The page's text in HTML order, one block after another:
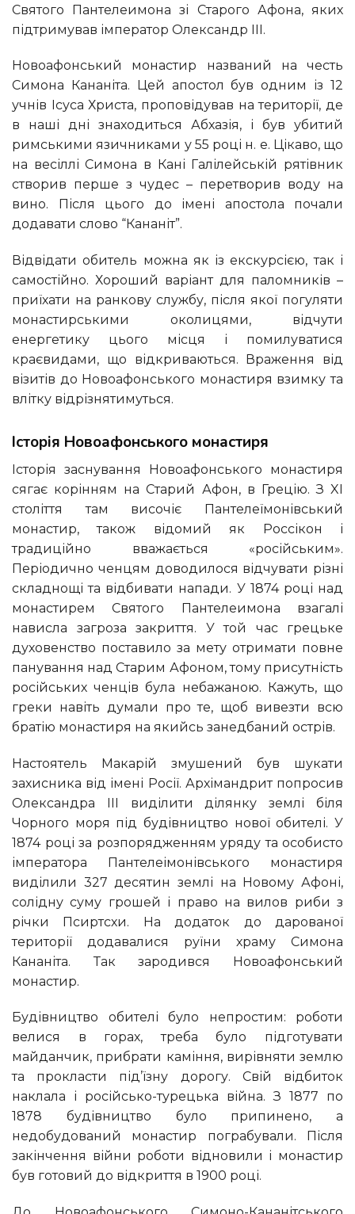
Святого Пантелеимона зі Старого Афона, яких
підтримував імператор Олександр III.
Новоафонський монастир названий на честь
Симона Кананіта. Цей апостол був одним із 12
учнів Ісуса Христа, проповідував на території, де
в наші дні знаходиться Абхазія, і був убитий
римськими язичниками у 55 році н. е. Цікаво, що
на весіллі Симона в Кані Галілейській рятівник
створив перше з чудес – перетворив воду на
вино. Після цього до імені апостола почали
додавати слово “Кананіт”.
Відвідати обитель можна як із екскурсією, так і
самостійно. Хороший варіант для паломників –
приїхати на ранкову службу, після якої погуляти
монастирськими околицями, відчути
енергетику цього місця і помилуватися
краєвидами, що відкриваються. Враження від
візитів до Новоафонського монастиря взимку та
влітку відрізнятимуться.
Історія Новоафонського монастиря
Історія заснування Новоафонського монастиря
сягає корінням на Старий Афон, в Грецію. З XI
століття там височіє Пантелеїмонівський
монастир, також відомий як Россікон і
традиційно вважається «російським».
Періодично ченцям доводилося відчувати різні
складнощі та відбивати напади. У 1874 році над
монастирем Святого Пантелеимона взагалі
нависла загроза закриття. У той час грецьке
духовенство поставило за мету отримати повне
панування над Старим Афоном, тому присутність
російських ченців була небажаною. Кажуть, що
греки навіть думали про те, щоб вивезти всю
братію монастиря на якийсь занедбаний острів.
Настоятель Макарій змушений був шукати
захисника від імені Росії. Архімандрит попросив
Олександра III виділити ділянку землі біля
Чорного моря під будівництво нової обителі. У
1874 році за розпорядженням уряду та особисто
імператора Пантелеімонівського монастиря
виділили 327 десятин землі на Новому Афоні,
солідну суму грошей і право на вилов риби з
річки Псиртсхи. На додаток до дарованої
території додавалися руїни храму Симона
Кананіта. Так зародився Новоафонський
монастир.
Будівництво обителі було непростим: роботи
велися в горах, треба було підготувати
майданчик, прибрати каміння, вирівняти землю
та прокласти під’їзну дорогу. Свій відбиток
наклала і російсько-турецька війна. З 1877 по
1878 будівництво було припинено, а
недобудований монастир пограбували. Після
закінчення війни роботи відновили і монастир
був готовий до відкриття в 1900 році.